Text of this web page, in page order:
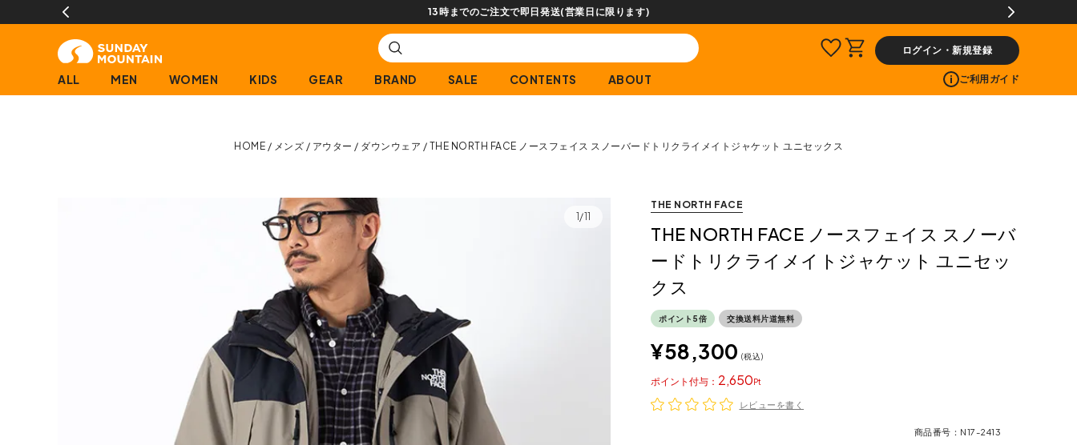
【会員限定】交換送料片道無料サービス
ログイン・新規登録
ALL MEN WOMEN KIDS GEAR BRAND SALE CONTENTS ABOUT ご利用ガイド
HOME メンズ アウター ダウンウェア THE NORTH FACE ノースフェイス スノーバードトリクライメイトジャケット ユニセックス
1/11
THE NORTH FACE
THE NORTH FACE ノースフェイス スノーバ
ードトリクライメイトジャケット ユニセッ
クス
ポイント5倍 交換送料片道無料
¥58,300 税込
2,650
ポイント
レビューを書く
商品番号 N17-2413